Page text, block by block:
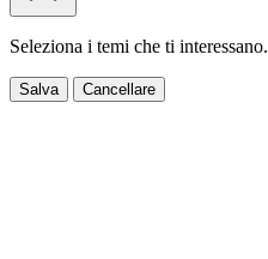
Seleziona i temi che ti interessano.
Salva Cancellare